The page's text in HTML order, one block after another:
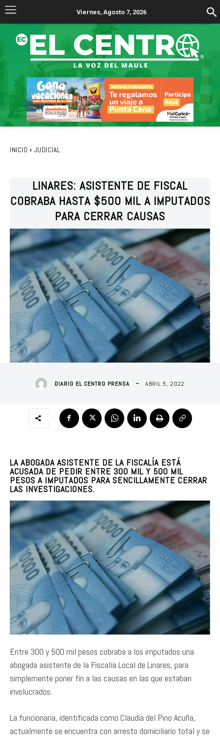
Viernes, Agosto 7, 2026
INICIO JUDICIAL
LINARES: ASISTENTE DE FISCAL
COBRABA HASTA $500 MIL A IMPUTADOS
PARA CERRAR CAUSAS
DIARIO EL CENTRO PRENSA ABRIL 5, 2022
LA ABOGADA ASISTENTE DE LA FISCALÍA ESTÁ
ACUSADA DE PEDIR ENTRE 300 MIL Y 500 MIL
PESOS A IMPUTADOS PARA SENCILLAMENTE CERRAR
LAS INVESTIGACIONES.
Entre 300 y 500 mil pesos cobraba a los imputados una
abogada asistente de la Fiscalía Local de Linares, para
simplemente poner fin a las causas en las que estaban
involucrados.
La funcionaria, identificada como Claudia del Pino Acuña,
actualmente se encuentra con arresto domiciliario total y se